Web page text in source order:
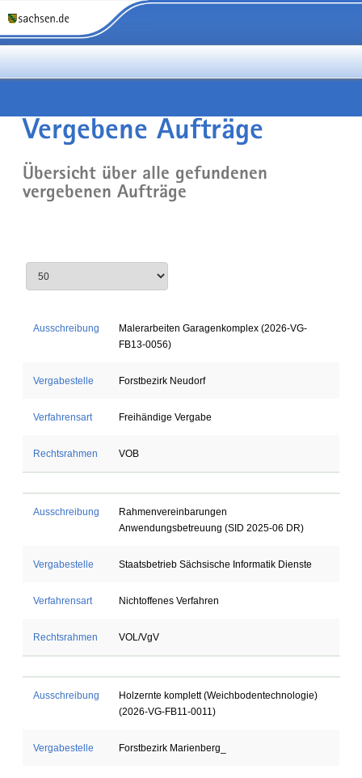
Vergebene Aufträge
Übersicht über alle gefundenen
vergebenen Aufträge
Ausschreibung
Malerarbeiten Garagenkomplex (2026-VG-
FB13-0056)
Vergabestelle Forstbezirk Neudorf
Verfahrensart Freihändige Vergabe
Rechtsrahmen VOB
Ausschreibung
Rahmenvereinbarungen
Anwendungsbetreuung (SID 2025-06 DR)
Vergabestelle Staatsbetrieb Sächsische Informatik Dienste
Verfahrensart Nichtoffenes Verfahren
Rechtsrahmen VOL/VgV
Ausschreibung
Holzernte komplett (Weichbodentechnologie)
(2026-VG-FB11-0011)
Vergabestelle Forstbezirk Marienberg_